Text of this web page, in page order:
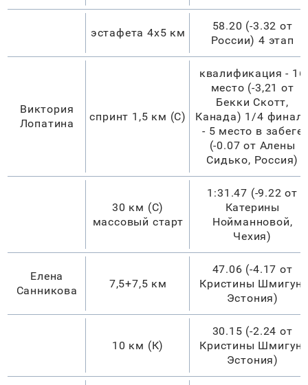
эстафета 4х5 км
58.20 (-3.32 от
России) 4 этап
Виктория
Лопатина
спринт 1,5 км (С)
квалификация - 16
место (-3,21 от
Бекки Скотт,
Канада) 1/4
- 5 место в забеге
(-0.07 от Алены
Сидько, Россия)
30 км (С)
массовый старт
1:31.47 (-9.22 от
Катерины
Нойманновой,
Чехия)
Елена
Санникова
7,5+7,5 км
47.06 (-4.17 от
Кристины Шмигун,
Эстония)
10 км (К)
30.15 (-2.24 от
Кристины Шмигун,
Эстония)